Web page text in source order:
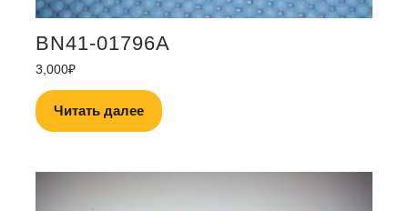
BN41-01796A
3,000₽
Читать далее